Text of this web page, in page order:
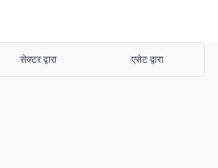
सेक्टर द्वारा एसेट द्वारा